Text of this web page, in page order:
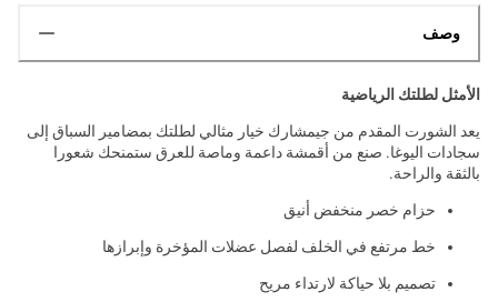
وصف
الأمثل لطلتك الرياضية
يعد الشورت المقدم من جيمشارك خيار مثالي لطلتك بمضامير السباق إلى
سجادات اليوغا. صنع من أقمشة داعمة وماصة للعرق ستمنحك شعورا
بالثقة والراحة.
حزام خصر منخفض أنيق
خط مرتفع في الخلف لفصل عضلات المؤخرة وإبرازها
تصميم بلا حياكة لارتداء مريح